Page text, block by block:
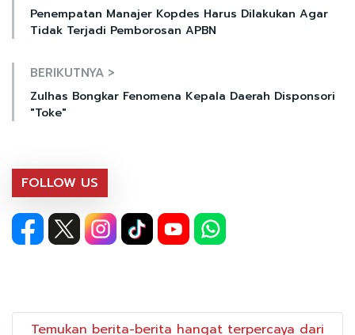
Penempatan Manajer Kopdes Harus Dilakukan Agar
Tidak Terjadi Pemborosan APBN
BERIKUTNYA >
Zulhas Bongkar Fenomena Kepala Daerah Disponsori
"Toke"
FOLLOW US
Temukan berita-berita hangat terpercaya dari